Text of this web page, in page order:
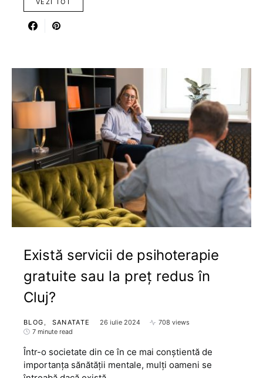
Există servicii de psihoterapie
gratuite sau la preț redus în
Cluj?
BLOG SANATATE 26 iulie 2024
708 views
7 minute read
Într-o societate din ce în ce mai conștientă de
importanța sănătății mentale, mulți oameni se